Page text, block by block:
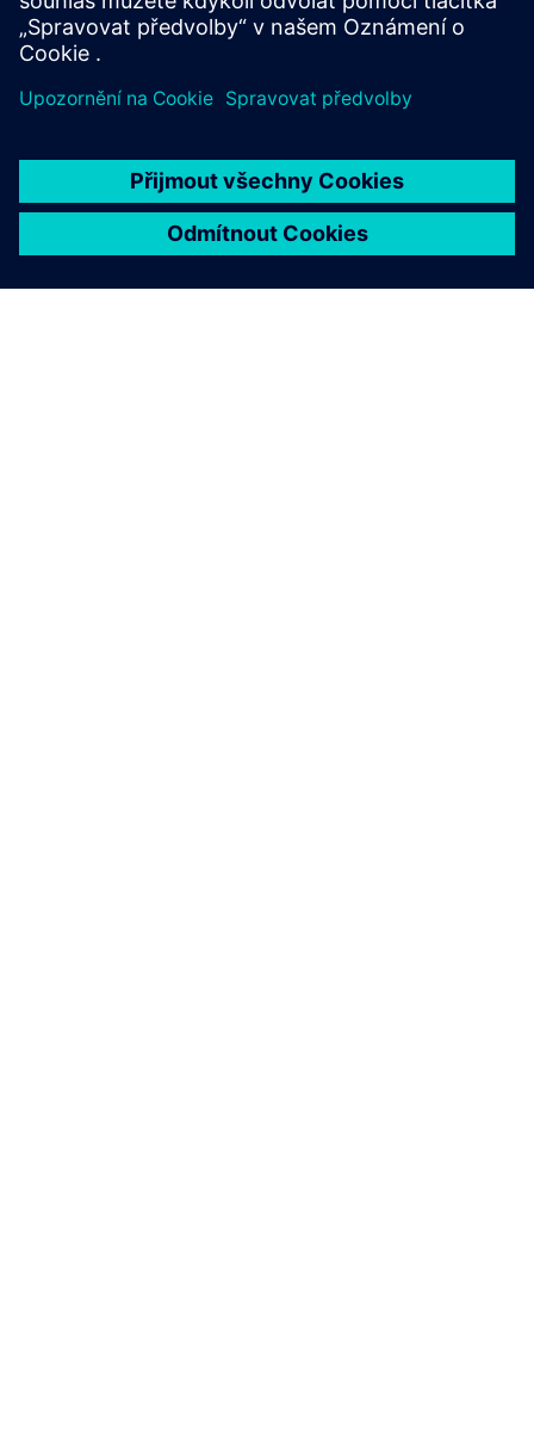
součástí ekosystému.
Hledat
Kontaktujte nás